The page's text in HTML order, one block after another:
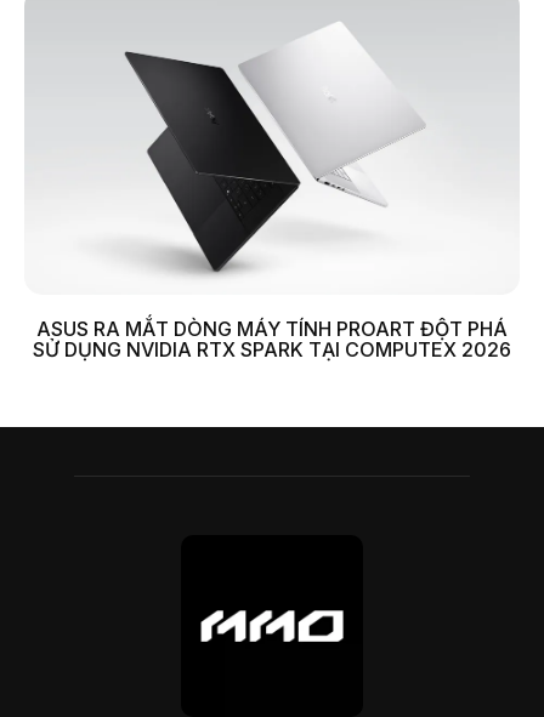
ASUS RA MẮT DÒNG MÁY TÍNH PROART ĐỘT PHÁ
SỬ DỤNG NVIDIA RTX SPARK TẠI COMPUTEX 2026